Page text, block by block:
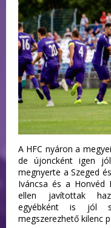
A HFC nyáron a
de újoncként igen
megnyerte a Szeged
Iváncsa és a Honvéd
ellen javítottak
egyébként is jól
megszerezhető kilenc